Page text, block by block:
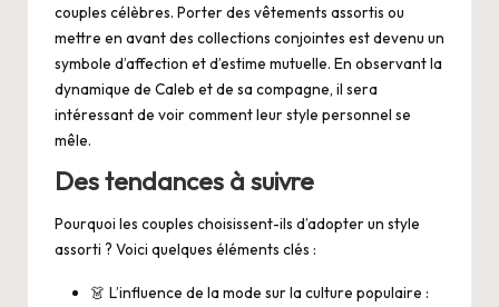
couples célèbres. Porter des vêtements assortis ou
mettre en avant des collections conjointes est devenu un
symbole d’affection et d’estime mutuelle. En observant la
dynamique de Caleb et de sa compagne, il sera
intéressant de voir comment leur style personnel se
mêle.
Des tendances à suivre
Pourquoi les couples choisissent-ils d’adopter un style
assorti ? Voici quelques éléments clés :
👗 L’influence de la mode sur la culture populaire :